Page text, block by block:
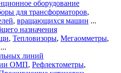
оборудование
для трансформаторов,
, вращающихся машин ...
назначения
, Тепловизоры, Мегаомметры,
...
линий
ОМП, Рефлектометры,